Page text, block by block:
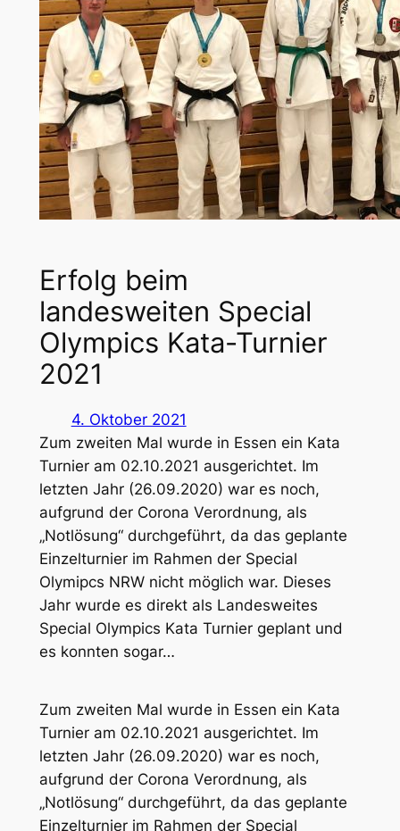
Erfolg beim
landesweiten Special
Olympics Kata-Turnier
2021
4. Oktober 2021
Zum zweiten Mal wurde in Essen ein Kata
Turnier am 02.10.2021 ausgerichtet. Im
letzten Jahr (26.09.2020) war es noch,
aufgrund der Corona Verordnung, als
„Notlösung“ durchgeführt, da das geplante
Einzelturnier im Rahmen der Special
Olymipcs NRW nicht möglich war. Dieses
Jahr wurde es direkt als Landesweites
Special Olympics Kata Turnier geplant und
es konnten sogar…
Zum zweiten Mal wurde in Essen ein Kata
Turnier am 02.10.2021 ausgerichtet. Im
letzten Jahr (26.09.2020) war es noch,
aufgrund der Corona Verordnung, als
„Notlösung“ durchgeführt, da das geplante
Einzelturnier im Rahmen der Special